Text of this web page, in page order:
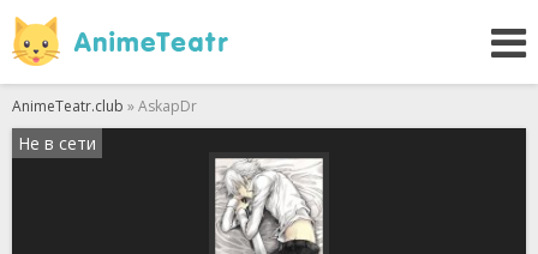
AnimeTeatr.club » AskapDr
Не в сети